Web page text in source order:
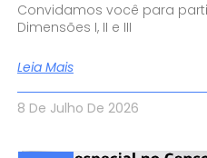
Convidamos você para
Dimensões I, II e III
Leia Mais
8 De Julho De 2026